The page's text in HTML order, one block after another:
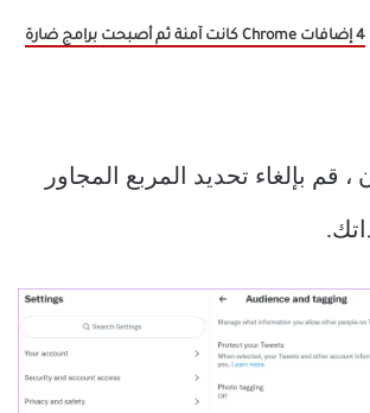
4 إضافات Chrome كانت آمنة ثم أصبحت برامج ضارة
، قم بإلغاء تحديد المربع المجاور